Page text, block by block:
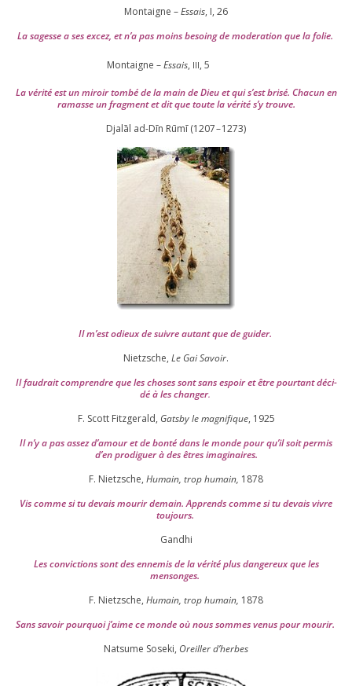
Montaigne –Essais, I, 26
La sagesse a ses excez, et n’a pas moins besoing de mode­ra­tion que la folie.
Montaigne –Essais, III, 5
La véri­té est un miroir tom­bé de la main de Dieu et qui s’est bri­sé. Chacun en
ramasse un frag­ment et dit que toute la véri­té s’y trouve.
Djalāl ad-Dīn Rūmī (1207–1273)
Il m’est odieux de suivre autant que de gui­der.
Nietzsche, Le Gai Savoir.
Il fau­drait com­prendre que les choses sont sans espoir et être pour­tant déci­
dé à les chan­ger.
F. Scott Fitzgerald, Gatsby le magni­fique, 1925
Il n’y a pas assez d’a­mour et de bon­té dans le monde pour qu’il soit per­mis
d’en pro­di­guer à des êtres imaginaires.
F. Nietzsche, Humain, trop humain, 1878
Vis comme si tu devais mou­rir demain. Apprends comme si tu devais vivre
toujours.
Gandhi
Les convic­tions sont des enne­mis de la véri­té plus dan­ge­reux que les
mensonges.
F. Nietzsche, Humain, trop humain, 1878
Sans savoir pour­quoi j’aime ce monde où nous sommes venus pour mourir.
Natsume Soseki, Oreiller d’herbes